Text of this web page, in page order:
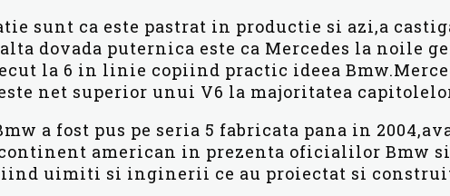
sunt ca este pastrat in productie si azi,a
dovada puternica este ca Mercedes la noile
la 6 in linie copiind practic ideea
net superior unui V6 la majoritatea
a fost pus pe seria 5 fabricata pana in
american in prezenta oficialilor Bmw
uimiti si inginerii ce au proiectat si